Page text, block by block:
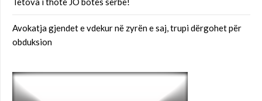
Avokatja gjendet e vdekur në zyrën e saj, trupi dërgohet për
obduksion